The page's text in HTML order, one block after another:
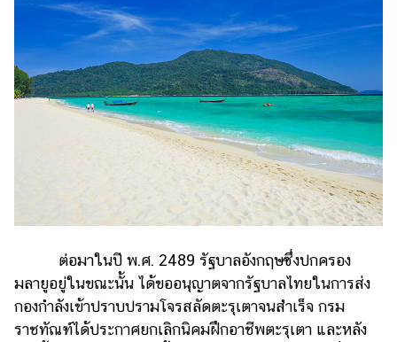
ต่อมาในปี พ.ศ. 2489 รัฐบาลอังกฤษซึ่งปกครอง
มลายูอยู่ในขณะนั้น ได้ขออนุญาตจากรัฐบาลไทยในการส่ง
กองกำลังเข้าปราบปรามโจรสลัดตะรุเตาจนสำเร็จ กรม
ราชทัณฑ์ได้ประกาศยกเลิกนิคมฝึกอาชีพตะรุเตา และหลัง